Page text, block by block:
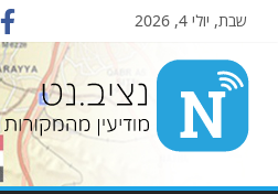
שבת, יולי 4, 2026
Nziv.net
מודיעין
מהמקורות